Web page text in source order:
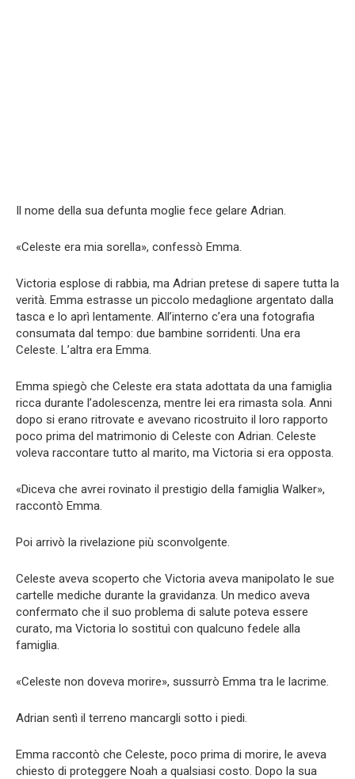
Il nome della sua defunta moglie fece gelare Adrian.
«Celeste era mia sorella», confessò Emma.
Victoria esplose di rabbia, ma Adrian pretese di sapere tutta la
verità. Emma estrasse un piccolo medaglione argentato dalla
tasca e lo aprì lentamente. All’interno c’era una fotografia
consumata dal tempo: due bambine sorridenti. Una era
Celeste. L’altra era Emma.
Emma spiegò che Celeste era stata adottata da una famiglia
ricca durante l’adolescenza, mentre lei era rimasta sola. Anni
dopo si erano ritrovate e avevano ricostruito il loro rapporto
poco prima del matrimonio di Celeste con Adrian. Celeste
voleva raccontare tutto al marito, ma Victoria si era opposta.
«Diceva che avrei rovinato il prestigio della famiglia Walker»,
raccontò Emma.
Poi arrivò la rivelazione più sconvolgente.
Celeste aveva scoperto che Victoria aveva manipolato le sue
cartelle mediche durante la gravidanza. Un medico aveva
confermato che il suo problema di salute poteva essere
curato, ma Victoria lo sostituì con qualcuno fedele alla
famiglia.
«Celeste non doveva morire», sussurrò Emma tra le lacrime.
Adrian sentì il terreno mancargli sotto i piedi.
Emma raccontò che Celeste, poco prima di morire, le aveva
chiesto di proteggere Noah a qualsiasi costo. Dopo la sua